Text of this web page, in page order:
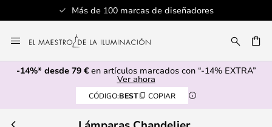
Servicio al cliente profesional
al
contenido
-14%* desde 79 €en artículos marcados con “-14% EXTRA”
Ver ahora
CÓDIGO:BEST COPIAR